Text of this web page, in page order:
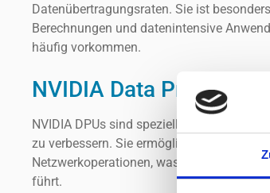
Datenübertragungsraten. Sie ist
Berechnungen und datenintensive
häufig vorkommen.
NVIDIA Data
NVIDIA DPUs sind speziell dafür
zu verbessern. Sie ermöglichen eine
Netzwerkoperationen, was zu einer
führt.